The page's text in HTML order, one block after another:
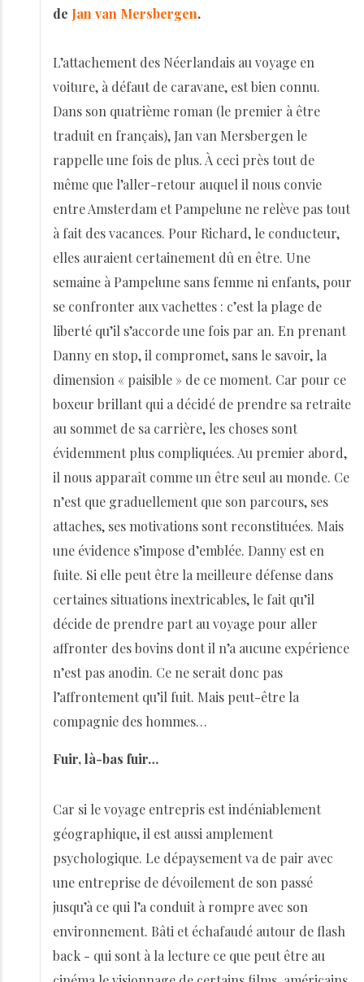
de Jan van Mersbergen.
L’attachement des Néerlandais au voyage en
voiture, à défaut de caravane, est bien connu.
Dans son quatrième roman (le premier à être
traduit en français), Jan van Mersbergen le
rappelle une fois de plus. À ceci près tout de
même que l’aller-retour auquel il nous convie
entre Amsterdam et Pampelune ne relève pas tout
à fait des vacances. Pour Richard, le conducteur,
elles auraient certainement dû en être. Une
semaine à Pampelune sans femme ni enfants, pour
se confronter aux vachettes : c’est la plage de
liberté qu’il s’accorde une fois par an. En prenant
Danny en stop, il compromet, sans le savoir, la
dimension « paisible » de ce moment. Car pour ce
boxeur brillant qui a décidé de prendre sa retraite
au sommet de sa carrière, les choses sont
évidemment plus compliquées. Au premier abord,
il nous apparaît comme un être seul au monde. Ce
n’est que graduellement que son parcours, ses
attaches, ses motivations sont reconstituées. Mais
une évidence s’impose d’emblée. Danny est en
fuite. Si elle peut être la meilleure défense dans
certaines situations inextricables, le fait qu’il
décide de prendre part au voyage pour aller
affronter des bovins dont il n’a aucune expérience
n’est pas anodin. Ce ne serait donc pas
l’affrontement qu’il fuit. Mais peut-être la
compagnie des hommes…
Fuir, là-bas fuir…
Car si le voyage entrepris est indéniablement
géographique, il est aussi amplement
psychologique. Le dépaysement va de pair avec
une entreprise de dévoilement de son passé
jusqu’à ce qui l’a conduit à rompre avec son
environnement. Bâti et échafaudé autour de flash
back - qui sont à la lecture ce que peut être au